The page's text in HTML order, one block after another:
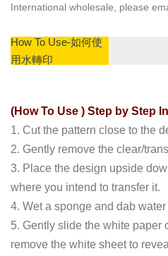
International wholesale, please
How To Use-如何使
用水轉印
(How To Use ) Step by Step
1. Cut the pattern close to the
2. Gently remove the clear/
3. Place the design upside
where you intend to transfer it.
4. Wet a sponge and dab
5. Gently slide the white paper
remove the white sheet to